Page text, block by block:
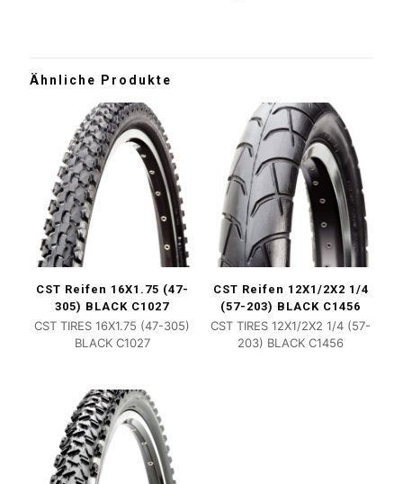
Ähnliche Produkte
CST Reifen 16X1.75 (47-
305) BLACK C1027
CST TIRES 16X1.75 (47-305)
BLACK C1027
CST Reifen 12X1/2X2 1/4
(57-203) BLACK C1456
CST TIRES 12X1/2X2 1/4 (57-
203) BLACK C1456